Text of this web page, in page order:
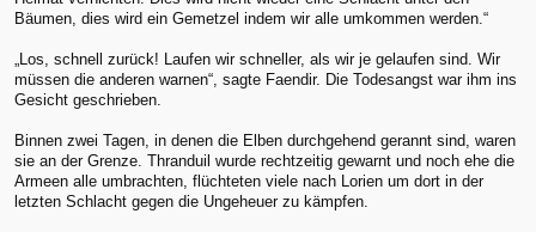
Bäumen, dies wird ein Gemetzel indem wir alle umkommen werden.“
„Los, schnell zurück! Laufen wir schneller, als wir je gelaufen sind. Wir
müssen die anderen warnen“, sagte Faendir. Die Todesangst war ihm ins
Gesicht geschrieben.
Binnen zwei Tagen, in denen die Elben durchgehend gerannt sind, waren
sie an der Grenze. Thranduil wurde rechtzeitig gewarnt und noch ehe die
Armeen alle umbrachten, flüchteten viele nach Lorien um dort in der
letzten Schlacht gegen die Ungeheuer zu kämpfen.